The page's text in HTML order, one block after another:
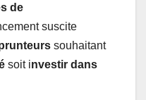
de
suscite
souhaitant
soit investir dans